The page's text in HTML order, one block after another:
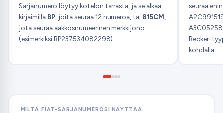
Sarjanumero löytyy kotelon tarrasta, ja se alkaa
kirjaimilla BP, joita seuraa 12 numeroa, tai 815CM,
jota seuraa aakkosnumeerinen merkkijono
(esimerkiksi BP237534082298).
seuraa
Becker-
kohdalla.
MILTÄ FIAT-SARJANUMEROSI NÄYTTÄÄ